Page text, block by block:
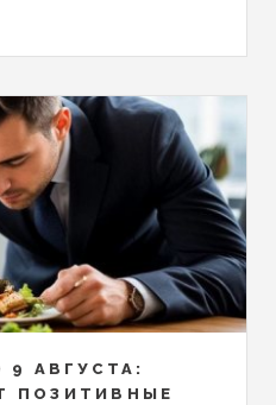
9 АВГУСТА:
ПОЗИТИВНЫЕ